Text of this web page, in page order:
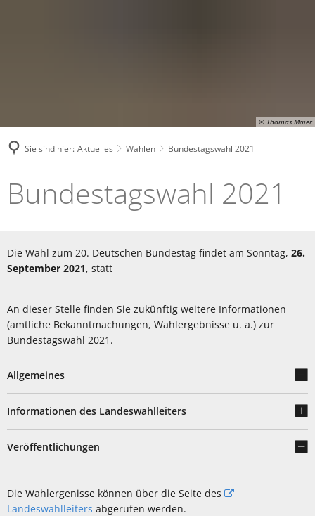
© Thomas Maier
Sie sind hier: Aktuelles Wahlen Bundestagswahl 2021
Bundestagswahl
Bundestagswahl 2021
Die Wahl zum 20. Deutschen Bundestag findet am Sonntag, 26.
September 2021, statt
An dieser Stelle finden Sie zukünftig weitere Informationen
(amtliche Bekanntmachungen, Wahlergebnisse u. a.) zur
Bundestagswahl 2021.
Allgemeines
Informationen des Landeswahlleiters
Veröffentlichungen
Die Wahlergenisse können über die Seite des
Landeswahlleiters abgerufen werden.